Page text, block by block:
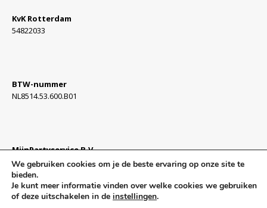
KvK Rotterdam
54822033
BTW-nummer
NL8514.53.600.B01
MijnPartyservice B.V.
Algemene Voorwaarden »
We gebruiken cookies om je de beste ervaring op onze site te
bieden.
Je kunt meer informatie vinden over welke cookies we gebruiken
of deze uitschakelen in de instellingen.